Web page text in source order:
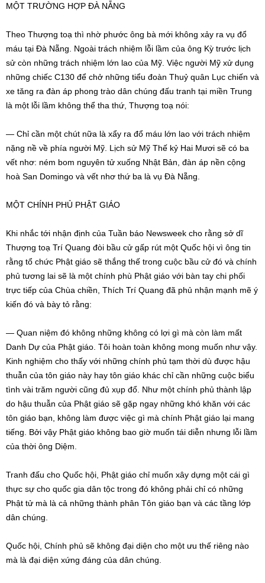
MỘT TRƯỜNG HỢP ĐÀ NẴNG
Theo Thượng toạ thì nhờ phước ông bà mới không xảy ra vụ đổ
máu tại Đà Nẵng. Ngoài trách nhiệm lỗi lầm của ông Kỳ trước lịch
sử còn những trách nhiệm lớn lao của Mỹ. Việc người Mỹ xử dụng
những chiếc C130 để chở những tiểu đoàn Thuỷ quân Lục chiến và
xe tăng ra đàn áp phong trào dân chúng đấu tranh tại miền Trung
là một lỗi lầm không thể tha thứ, Thượng toạ nói:
— Chỉ cần một chút nữa là xẩy ra đổ máu lớn lao với trách nhiệm
nặng nề về phía người Mỹ. Lịch sử Mỹ Thế kỷ Hai Mươi sẽ có ba
vết nhơ: ném bom nguyên tử xuống Nhật Bản, đàn áp nền cộng
hoà San Domingo và vết nhơ thứ ba là vụ Đà Nẵng.
MỘT CHÍNH PHỦ PHẬT GIÁO
Khi nhắc tới nhận định của Tuần báo Newsweek cho rằng sở dĩ
Thượng toạ Trí Quang đòi bầu cử gấp rút một Quốc hội vì ông tin
rằng tổ chức Phật giáo sẽ thắng thế trong cuộc bầu cử đó và chính
phủ tương lai sẽ là một chính phù Phật giáo với bàn tay chi phối
trực tiếp của Chùa chiền, Thích Trí Quang đã phủ nhận mạnh mẽ ý
kiến đó và bày tỏ rằng:
— Quan niệm đó không những không có lợi gì mà còn làm mất
Danh Dự của Phật giáo. Tôi hoàn toàn không mong muốn như vậy.
Kinh nghiệm cho thấy với những chính phủ tạm thời dù được hậu
thuẫn của tôn giáo này hay tôn giáo khác chỉ cần những cuộc biểu
tình vài trăm người cũng đủ xụp đổ. Như một chính phủ thành lập
do hậu thuẫn của Phật giáo sẽ gặp ngay những khó khăn với các
tôn giáo bạn, không làm được việc gì mà chính Phật giáo lại mang
tiếng. Bởi vậy Phật giáo không bao giờ muốn tái diễn nhưng lỗi lầm
của thời ông Diệm.
Tranh đấu cho Quốc hội, Phật giáo chỉ muốn xây dựng một cái gì
thực sự cho quốc gia dân tộc trong đó không phải chỉ có những
Phật tử mà là cả những thành phân Tôn giáo bạn và các tầng lớp
dân chúng.
Quốc hội, Chính phủ sẽ không đại diện cho một ưu thế riêng nào
mà là đại diện xứng đáng của dân chúng.